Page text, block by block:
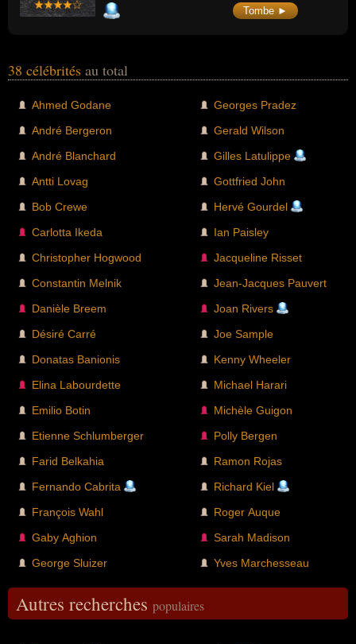
Tombe ►
38 célébrités au total
Ahmed Godane
André Bergeron
André Blanchard
Antti Lovag
Bob Crewe
Carlotta Ikeda
Christopher Hogwood
Constantin Melnik
Danièle Breem
Désiré Carré
Donatas Banionis
Elina Labourdette
Emilio Botin
Etienne Schlumberger
Farid Belkahia
Fernando Cabrita
François Wahl
Gaby Aghion
George Sluizer
Georges Pradez
Gerald Wilson
Gilles Latulippe
Gottfried John
Hervé Gourdel
Ian Paisley
Jacqueline Risset
Jean-Jacques Pauvert
Joan Rivers
Joe Sample
Kenny Wheeler
Michael Harari
Michèle Guigon
Polly Bergen
Ramon Rojas
Richard Kiel
Roger Auque
Sarah Madison
Yves Marchesseau
Autres recherches populaires